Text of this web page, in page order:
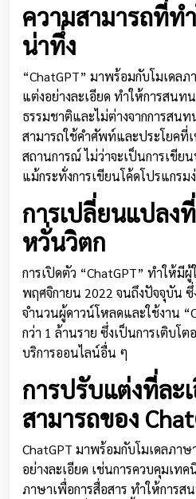
ความสามารถที่ท
น่าทึ่ง
“ChatGPT” มาพร้อมกับโมเดล
แต่งอย่างละเอียด ทำให้การสนท
ธรรมชาติและไม่ต่างจากการสน
สามารถใช้คำศัพท์และประโยคที่
สถานการณ์ ไม่ว่าจะเป็นการเขีย
แม้กระทั่งการเขียนโค้ดโปรแกรม
การเปลี่ยนแปลง
หวั่นวิตก
การเปิดตัว “ChatGPT” ทำให้มี
พฤศจิกายน 2022 จนถึงปัจจุบัน ซึ่
จำนวนผู้ดาวน์โหลดและใช้งาน
กว่า 1 ล้านราย ซึ่งเป็นการเติบโต
บริการออนไลน์อื่น ๆ
การปรับแต่งที่ละ
สามารถของ
ChatGPT มาพร้อมกับโมเดลภา
อย่างละเอียด เช่นการควบคุมเทค
ภาษาเพื่อการสื่อสาร ทำให้การส